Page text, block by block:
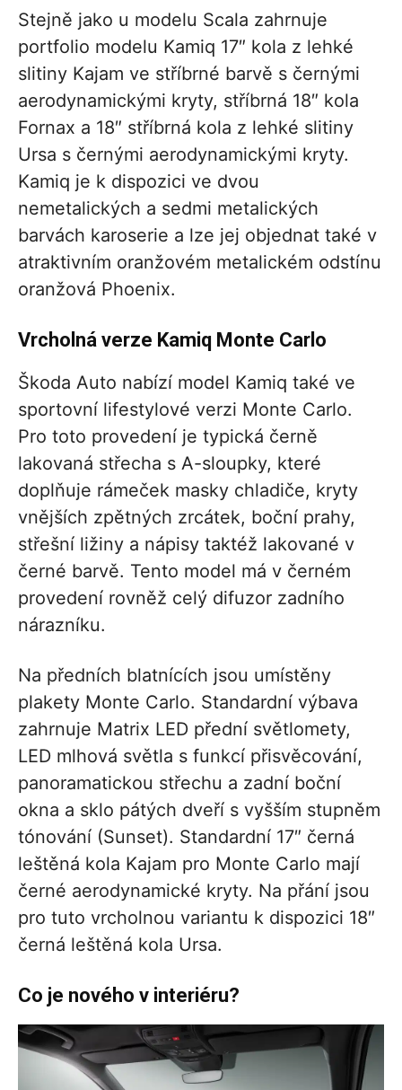
Stejně jako u modelu Scala zahrnuje
portfolio modelu Kamiq 17″ kola z lehké
slitiny Kajam ve stříbrné barvě s černými
aerodynamickými kryty, stříbrná 18″ kola
Fornax a 18″ stříbrná kola z lehké slitiny
Ursa s černými aerodynamickými kryty.
Kamiq je k dispozici ve dvou
nemetalických a sedmi metalických
barvách karoserie a lze jej objednat také v
atraktivním oranžovém metalickém odstínu
oranžová Phoenix.
Vrcholná verze Kamiq Monte Carlo
Škoda Auto nabízí model Kamiq také ve
sportovní lifestylové verzi Monte Carlo.
Pro toto provedení je typická černě
lakovaná střecha s A-sloupky, které
doplňuje rámeček masky chladiče, kryty
vnějších zpětných zrcátek, boční prahy,
střešní ližiny a nápisy taktéž lakované v
černé barvě. Tento model má v černém
provedení rovněž celý difuzor zadního
nárazníku.
Na předních blatnících jsou umístěny
plakety Monte Carlo. Standardní výbava
zahrnuje Matrix LED přední světlomety,
LED mlhová světla s funkcí přisvěcování,
panoramatickou střechu a zadní boční
okna a sklo pátých dveří s vyšším stupněm
tónování (Sunset). Standardní 17″ černá
leštěná kola Kajam pro Monte Carlo mají
černé aerodynamické kryty. Na přání jsou
pro tuto vrcholnou variantu k dispozici 18″
černá leštěná kola Ursa.
Co je nového v interiéru?